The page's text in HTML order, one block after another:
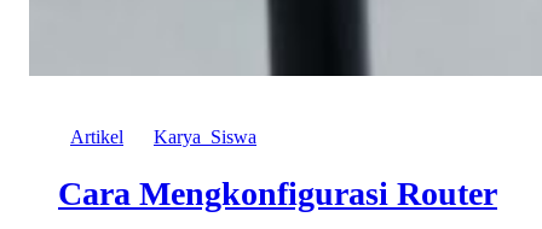
Artikel Karya_Siswa
Cara Mengkonfigurasi Router